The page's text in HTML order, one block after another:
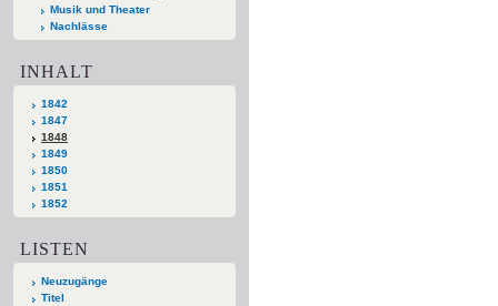
Musik und Theater
Nachlässe
INHALT
1842
1847
1848
1849
1850
1851
1852
LISTEN
Neuzugänge
Titel